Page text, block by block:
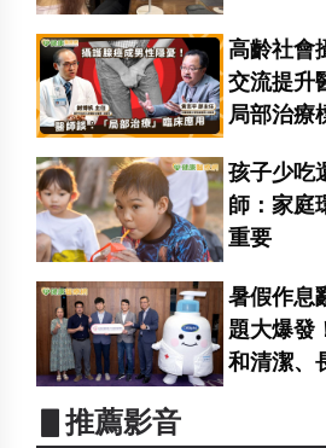
高齡社會
交流提
局部治療
孩子少吃
師：家庭
重要
暑假作息
題大爆發
和清潔、
▋推薦影音